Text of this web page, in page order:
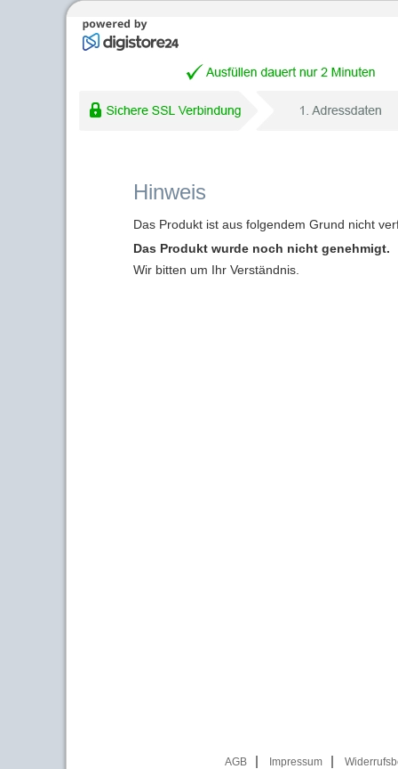
Hinweis
Das Produkt ist aus folgendem Grund nicht
Das Produkt wurde noch nicht genehmigt.
Wir bitten um Ihr Verständnis.
AGB Impressum